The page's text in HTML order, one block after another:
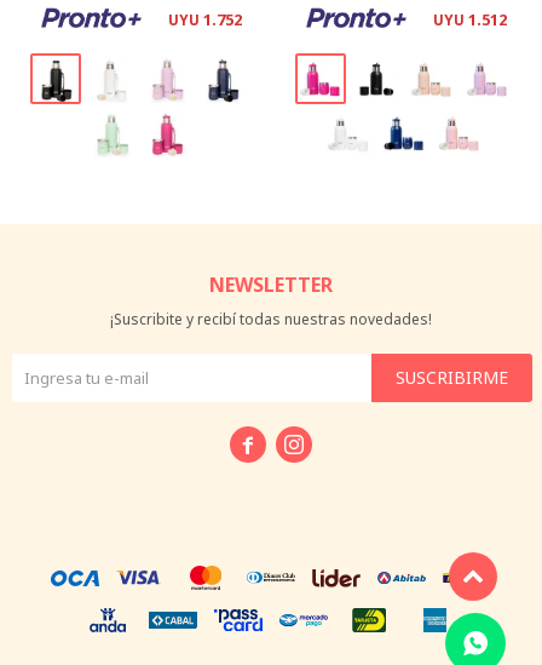
UYU 1.752 UYU 1.512
NEWSLETTER
¡Suscribite y recibí todas nuestras novedades!
SUSCRIBIRME
 